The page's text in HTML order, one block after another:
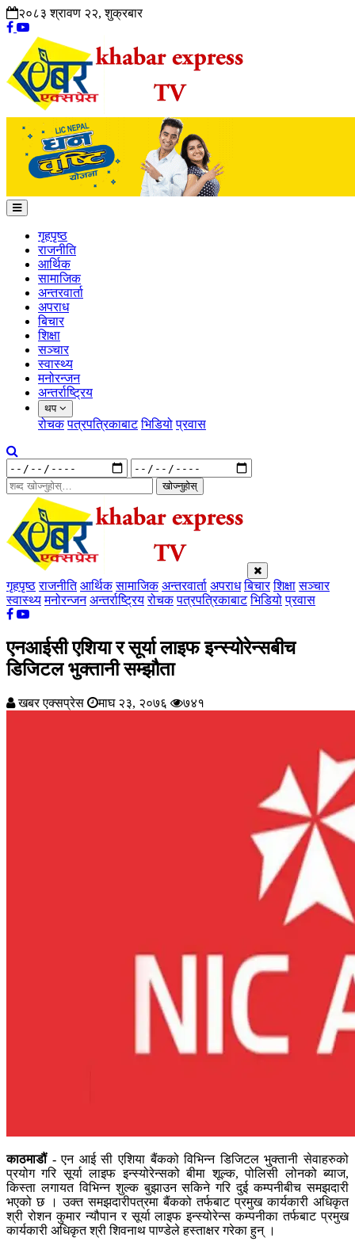
२०८३ श्रावण २२, शुक्रबार
गृहपृष्ठ
राजनीति
आर्थिक
सामाजिक
अन्तरवार्ता
अपराध
बिचार
शिक्षा
सञ्चार
स्वास्थ्य
मनोरन्जन
अन्तर्राष्ट्रिय
थप
रोचक पत्रपत्रिकाबाट भिडियो प्रवास
खोज्नुहोस्
गृहपृष्ठ राजनीति आर्थिक सामाजिक अन्तरवार्ता अपराध बिचार शिक्षा सञ्चार
स्वास्थ्य मनोरन्जन अन्तर्राष्ट्रिय रोचक पत्रपत्रिकाबाट भिडियो प्रवास
एनआईसी एशिया र सूर्या लाइफ इन्स्योरेन्सबीच
डिजिटल भुक्तानी सम्झौता
खबर एक्सप्रेस माघ २३, २०७६ ७४१
काठमाडौं -एन आई सी एशिया बैंकको विभिन्न डिजिटल भु्क्तानी सेवाहरुको
प्रयोग गरि सूर्या लाइफ इन्स्योरेन्सको बीमा शूल्क, पोलिसी लोनको ब्याज,
किस्ता लगायत विभिन्न शुल्क बुझाउन सकिने गरि दुई कम्पनीबीच समझदारी
भएको छ । उक्त समझदारीपत्रमा बैंकको तर्फबाट प्रमुख कार्यकारी अधिकृत
श्री रोशन कुमार न्यौपान र सूर्या लाइफ इन्स्योरेन्स कम्पनीका तर्फबाट प्रमुख
कार्यकारी अधिकृत श्री शिवनाथ पाण्डेले हस्ताक्षर गरेका हुन् ।